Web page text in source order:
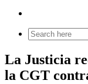
Search
for:
La Justicia
la CGT